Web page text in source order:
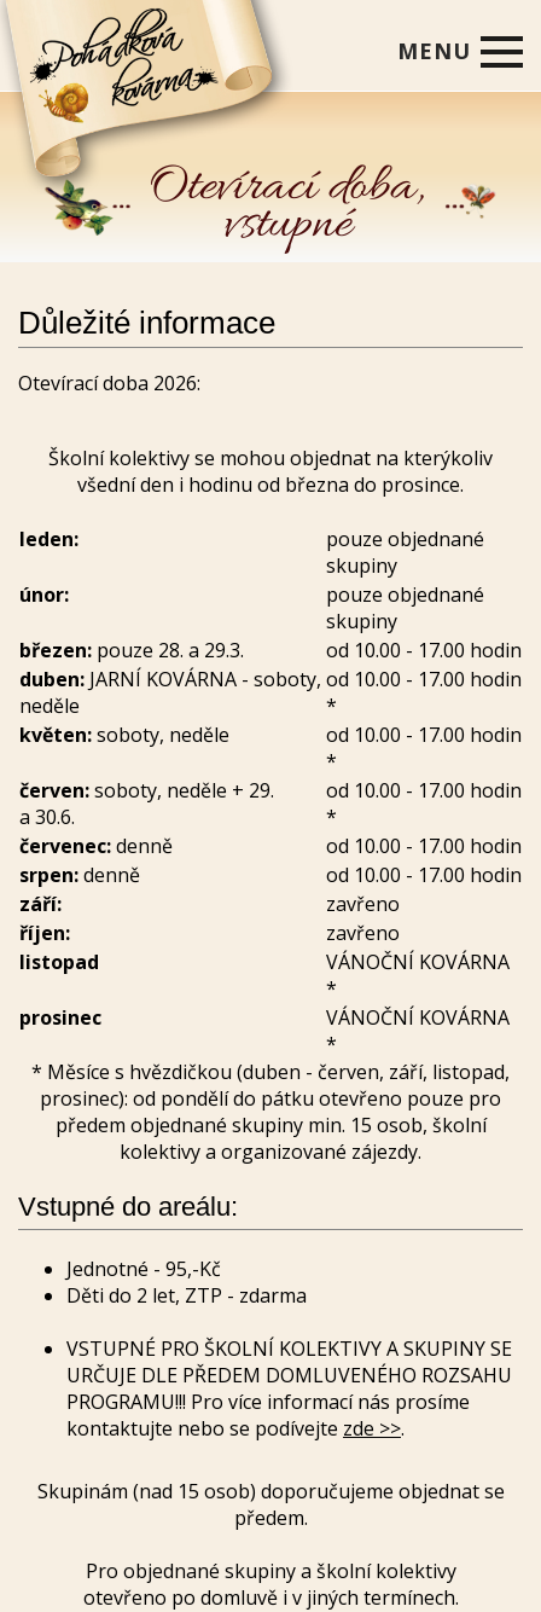
MENU
Úvod
Co u nás najdete
Pro školy a skupiny
Kontakty
Otevírací doba,
vstupné
Důležité informace
Otevírací doba 2026:
Školní kolektivy se mohou objednat na kterýkoliv
všední den i hodinu od března do prosince.
leden:
pouze objednané
skupiny
únor:
pouze objednané
skupiny
březen: pouze 28. a 29.3.
od 10.00 - 17.00 hodin
duben: JARNÍ KOVÁRNA - soboty,
neděle
od 10.00 - 17.00 hodin
*
květen:soboty, neděle
od 10.00 - 17.00 hodin
*
červen:soboty, neděle + 29.
a 30.6.
od 10.00 - 17.00 hodin
*
červenec:denně
od 10.00 - 17.00 hodin
srpen:denně
od 10.00 - 17.00 hodin
září:
zavřeno
říjen:
zavřeno
listopad
VÁNOČNÍ KOVÁRNA
*
prosinec
VÁNOČNÍ KOVÁRNA
*
* Měsíce s hvězdičkou (duben - červen, září, listopad,
prosinec): od pondělí do pátku otevřeno pouze pro
předem objednané skupiny min. 15 osob, školní
kolektivy a organizované zájezdy.
Vstupné do areálu:
Jednotné - 95,-Kč
Děti do 2 let, ZTP - zdarma
VSTUPNÉ PRO ŠKOLNÍ KOLEKTIVY A SKUPINY SE
URČUJE DLE PŘEDEM DOMLUVENÉHO ROZSAHU
PROGRAMU!!! Pro více informací nás prosíme
kontaktujte nebo se podívejte zde >>.
Skupinám (nad 15 osob) doporučujeme objednat se
předem.
Pro objednané skupiny a školní kolektivy
otevřeno po domluvě i v jiných termínech.